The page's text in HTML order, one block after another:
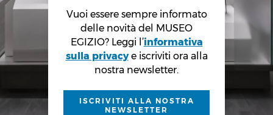
Vuoi essere sempre informato
delle novità del MUSEO
EGIZIO? Leggi l’informativa
sulla privacy e iscriviti ora alla
nostra newsletter.
ISCRIVITI ALLA NOSTRA
NEWSLETTER